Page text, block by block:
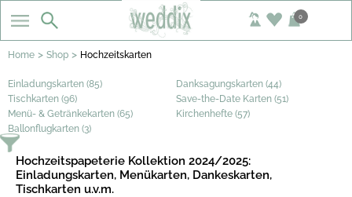
0
Home > Shop > Hochzeitskarten
Einladungskarten (85)
Danksagungskarten (44)
Tischkarten (96)
Save-the-Date Karten (51)
Menü- & Getränkekarten (65)
Kirchenhefte (57)
Ballonflugkarten (3)
Hochzeitspapeterie Kollektion 2024/2025:
Einladungskarten, Menükarten, Dankeskarten,
Tischkarten u.v.m.